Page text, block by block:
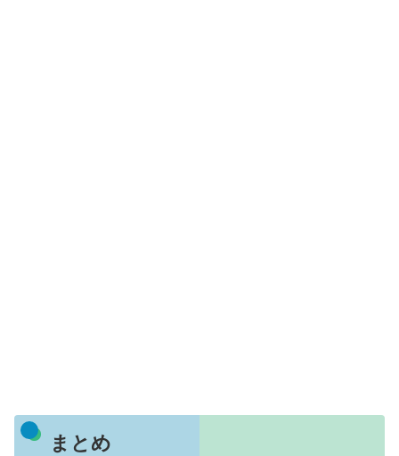
まとめ